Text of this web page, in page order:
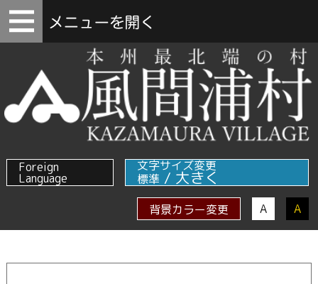
Foreign
Language
文字サイズ変更
標準 / 大きく
背景カラー変更 A A